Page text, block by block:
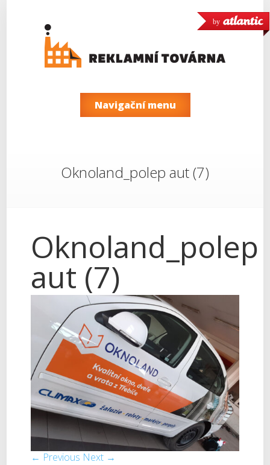
by
Navigační menu
Oknoland_polep aut (7)
Oknoland_polep
aut (7)
← Previous Next →